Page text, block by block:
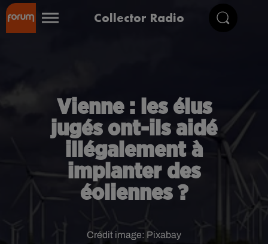
Collector Radio
Vienne : les élus
jugés ont-ils aidé
illégalement à
implanter des
éoliennes ?
Crédit image: Pixabay